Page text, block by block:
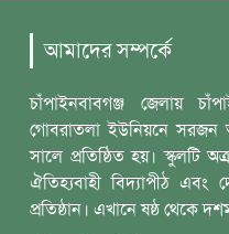
আমাদের সম্পর্কে
চাঁপাইনবাবগঞ্জ জেলায়
গোবরাতলা ইউনিয়নে সরজন
সালে প্রতিষ্ঠিত হয়। স্কুলটি
‎ঐতিহ্যবাহী বিদ্যাপীঠ এবং
প্রতিষ্ঠান। এখানে ষষ্ঠ থেকে